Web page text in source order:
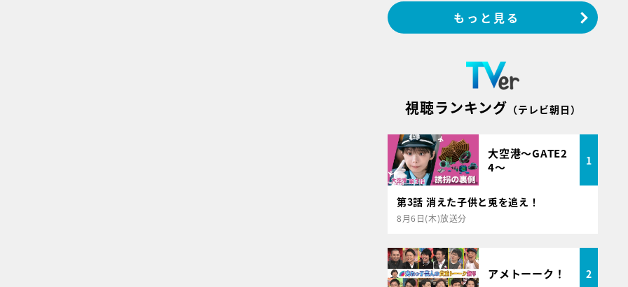
もっと見る
視聴ランキング （テレビ朝日）
大空港～GATE2
4～
1
第3話 消えた子供と兎を追え！
8月6日(木)放送分
アメトーーク！ 2